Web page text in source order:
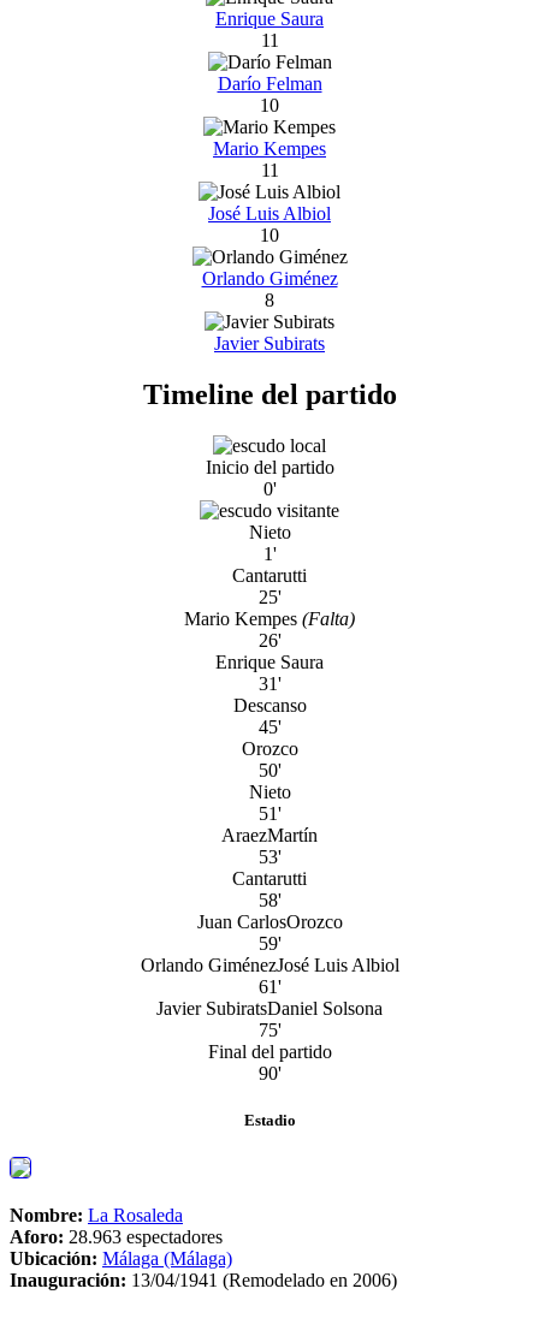
Enrique Saura
11
Darío Felman
10
Mario Kempes
11
José Luis Albiol
10
Orlando Giménez
8
Javier Subirats
Timeline del partido
Inicio del partido
0'
Nieto
1'
Cantarutti
25'
Mario Kempes (Falta)
26'
Enrique Saura
31'
Descanso
45'
Orozco
50'
Nieto
51'
AraezMartín
53'
Cantarutti
58'
Juan CarlosOrozco
59'
Orlando GiménezJosé Luis Albiol
61'
Javier SubiratsDaniel Solsona
75'
Final del partido
90'
Estadio
Nombre: La Rosaleda
Aforo: 28.963 espectadores
Ubicación: Málaga (Málaga)
Inauguración: 13/04/1941 (Remodelado en 2006)